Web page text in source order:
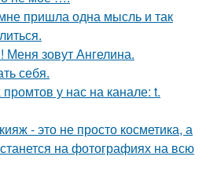
пришла одна мысль и так
Меня зовут Ангелина.
себя.
у нас на канале: t.
- это не просто косметика, а
на фотографиях на всю